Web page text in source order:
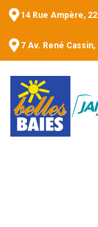
14 Rue Ampère,
7 Av. René Cassin,